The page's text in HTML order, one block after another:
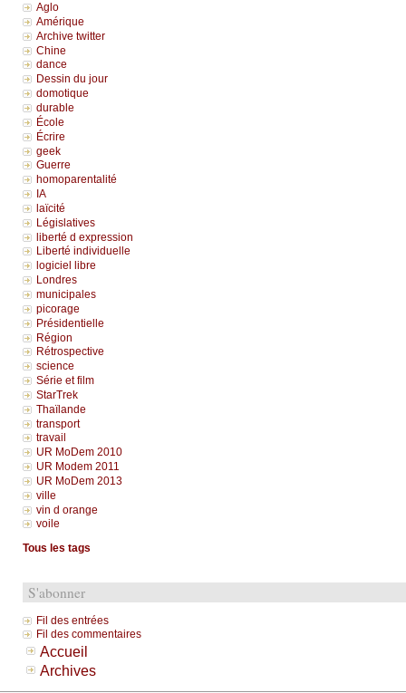
Aglo
Amérique
Archive twitter
Chine
dance
Dessin du jour
domotique
durable
École
Écrire
geek
Guerre
homoparentalité
IA
laïcité
Législatives
liberté d expression
Liberté individuelle
logiciel libre
Londres
municipales
picorage
Présidentielle
Région
Rétrospective
science
Série et film
StarTrek
Thaïlande
transport
travail
UR MoDem 2010
UR Modem 2011
UR MoDem 2013
ville
vin d orange
voile
Tous les tags
S'abonner
Fil des entrées
Fil des commentaires
Accueil
Archives